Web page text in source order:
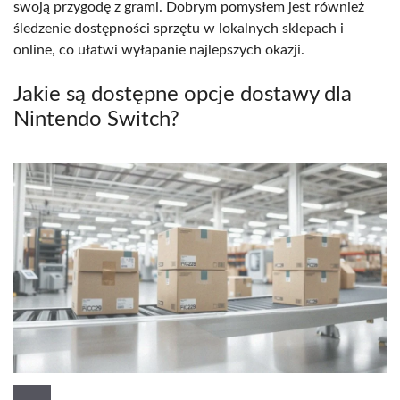
swoją przygodę z grami. Dobrym pomysłem jest również
śledzenie dostępności sprzętu w lokalnych sklepach i
online, co ułatwi wyłapanie najlepszych okazji.
Jakie są dostępne opcje dostawy dla
Nintendo Switch?